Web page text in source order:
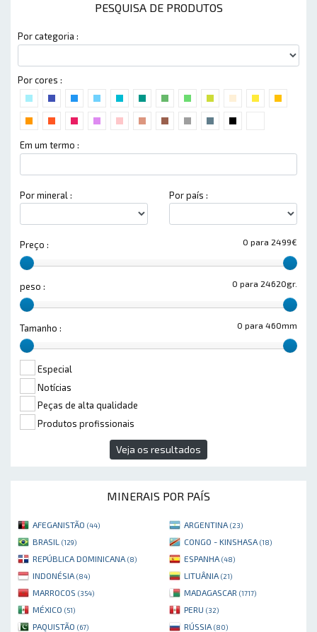
PESQUISA DE PRODUTOS
Por categoria :
Por cores :
Em um termo :
Por mineral : Por país :
0 para 2499€
Preço :
0 para 24620gr.
peso :
0 para 460mm
Tamanho :
Especial
Notícias
Peças de alta qualidade
Produtos profissionais
Veja os resultados
MINERAIS POR PAÍS
AFEGANISTÃO (44) ARGENTINA (23)
BRASIL (129) CONGO - KINSHASA (18)
REPÚBLICA DOMINICANA (8) ESPANHA (48)
INDONÉSIA (84) LITUÂNIA (21)
MARROCOS (354) MADAGASCAR (1717)
MÉXICO (51) PERU (32)
PAQUISTÃO (67) RÚSSIA (80)